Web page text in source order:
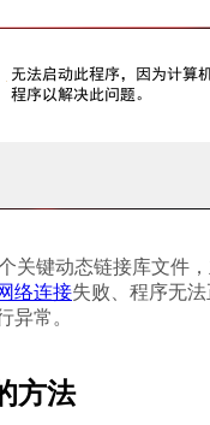
关键动态链接库文件
络连接失败、程序无
异常。
方法